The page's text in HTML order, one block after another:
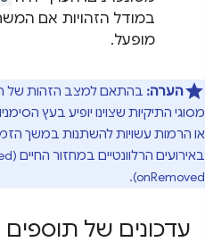
במודל הזהויות אם
מופעל.
הערה:בהתאם למצב הזהות של
התיקיות שצוינו יופיע בעץ
הרמות עשויות להשתנות במשך
עדכונים של תוספים